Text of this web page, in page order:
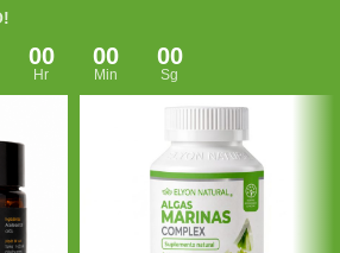
00
Hr
00
Min
00
Sg